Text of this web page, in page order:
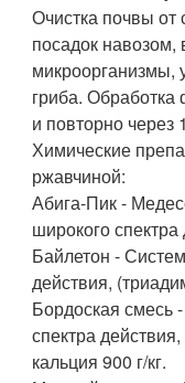
Очистка почвы от
посадок навозом,
микроорганизмы,
гриба.
и повторно через
Химические
ржавчиной:
Абига-Пик -
широкого
Байлетон -
действия,
Бордоская смесь
спектра
кальция 900 г/кг.